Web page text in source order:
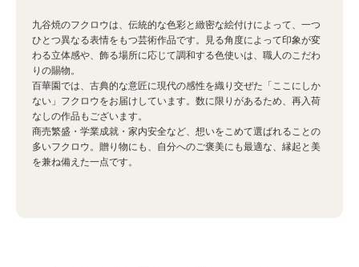
九谷焼のフクロウは、伝統的な色彩と緻密な絵付けによって、一つ
ひとつ異なる表情をもつ芸術作品です。見る角度によって印象が変
わる立体感や、飾る場所に応じて調和する色使いは、職人のこだわ
りの賜物。
百華園では、古典的な意匠に現代の感性を織り交ぜた「ここにしか
ない」フクロウをお届けしています。数に限りがあるため、再入荷
なしの作品もございます。
商売繁盛・学業成就・家内安全など、想いをこめて選ばれることの
多いフクロウ。贈り物にも、自分へのご褒美にも最適な、縁起と美
を兼ね備えた一点です。